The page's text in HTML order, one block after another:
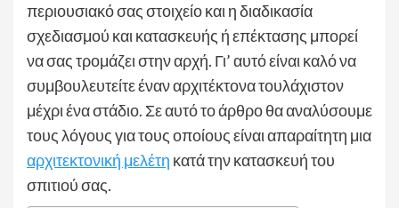
περιουσιακό σας στοιχείο και η διαδικασία
σχεδιασμού και κατασκευής ή επέκτασης μπορεί
να σας τρομάζει στην αρχή. Γι’ αυτό είναι καλό να
συμβουλευτείτε έναν αρχιτέκτονα τουλάχιστον
μέχρι ένα στάδιο. Σε αυτό το άρθρο θα αναλύσουμε
τους λόγους για τους οποίους είναι απαραίτητη μια
αρχιτεκτονική μελέτη κατά την κατασκευή του
σπιτιού σας.